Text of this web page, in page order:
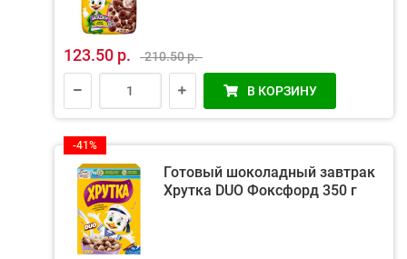
123.50 р. 210.50 р.
В КОРЗИНУ
-41%
Готовый шоколадный завтрак
Хрутка DUO Фоксфорд 350 г